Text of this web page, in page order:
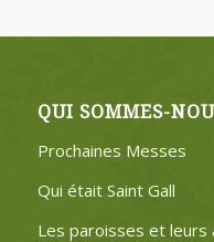
QUI SOMMES-
Prochaines Messes
Qui était Saint Gall
Les paroisses et leurs